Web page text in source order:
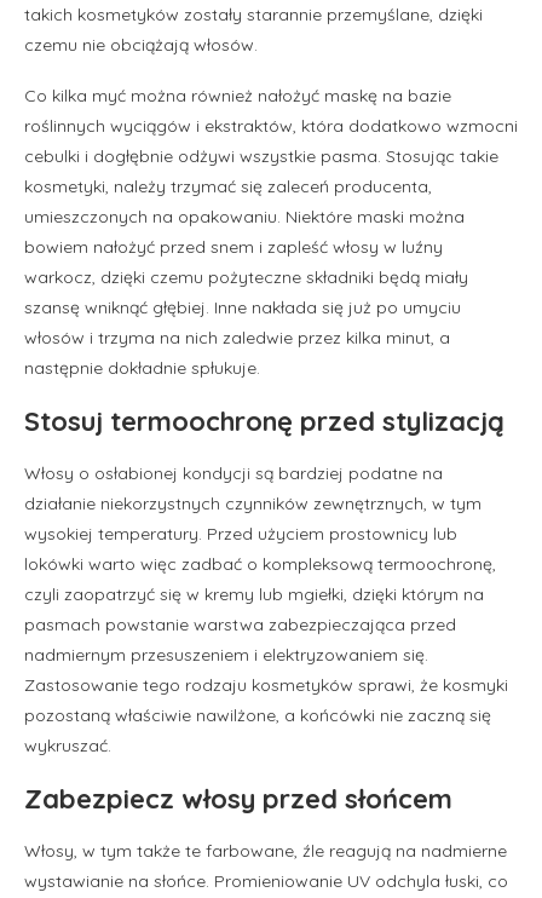
takich kosmetyków zostały starannie przemyślane, dzięki
czemu nie obciążają włosów.
Co kilka myć można również nałożyć maskę na bazie
roślinnych wyciągów i ekstraktów, która dodatkowo wzmocni
cebulki i dogłębnie odżywi wszystkie pasma. Stosując takie
kosmetyki, należy trzymać się zaleceń producenta,
umieszczonych na opakowaniu. Niektóre maski można
bowiem nałożyć przed snem i zapleść włosy w luźny
warkocz, dzięki czemu pożyteczne składniki będą miały
szansę wniknąć głębiej. Inne nakłada się już po umyciu
włosów i trzyma na nich zaledwie przez kilka minut, a
następnie dokładnie spłukuje.
Stosuj termoochronę przed stylizacją
Włosy o osłabionej kondycji są bardziej podatne na
działanie niekorzystnych czynników zewnętrznych, w tym
wysokiej temperatury. Przed użyciem prostownicy lub
lokówki warto więc zadbać o kompleksową termoochronę,
czyli zaopatrzyć się w kremy lub mgiełki, dzięki którym na
pasmach powstanie warstwa zabezpieczająca przed
nadmiernym przesuszeniem i elektryzowaniem się.
Zastosowanie tego rodzaju kosmetyków sprawi, że kosmyki
pozostaną właściwie nawilżone, a końcówki nie zaczną się
wykruszać.
Zabezpiecz włosy przed słońcem
Włosy, w tym także te farbowane, źle reagują na nadmierne
wystawianie na słońce. Promieniowanie UV odchyla łuski, co